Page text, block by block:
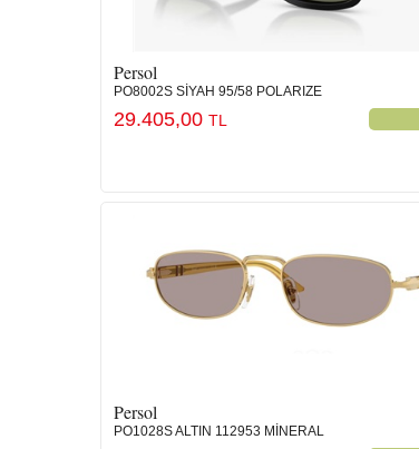
Persol
PO8002S SİYAH 95/58 POLARIZE
29.405,00 TL
Persol
PO1028S ALTIN 112953 MİNERAL